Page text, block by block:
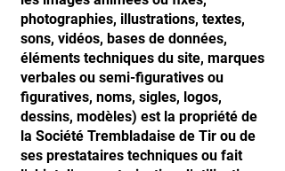
photographies, illustrations, textes,
sons, vidéos, bases de données,
éléments techniques du site, marques
verbales ou semi-figuratives ou
figuratives, noms, sigles, logos,
dessins, modèles) est la propriété de
la Société Trembladaise de Tir ou de
ses prestataires techniques ou fait